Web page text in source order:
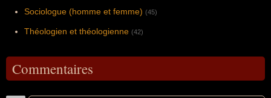
Sociologue (homme et femme) (45)
Théologien et théologienne (42)
Commentaires